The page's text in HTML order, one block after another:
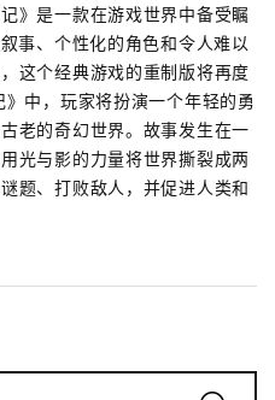
》是一款在游戏世界中备受瞩
事、个性化的角色和令人难以
这个经典游戏的重制版将再度
中，玩家将扮演一个年轻的勇
老的奇幻世界。故事发生在一
光与影的力量将世界撕裂成两
题、打败敌人，并促进人类和